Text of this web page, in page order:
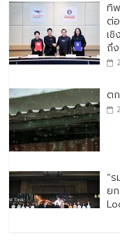
ทิ
ต่
เ
ถึ
ต
“
ย